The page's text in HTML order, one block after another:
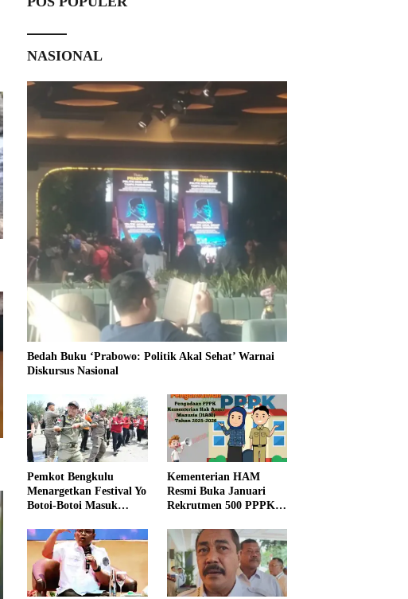
NASIONAL
Bedah Buku ‘Prabowo: Politik Akal Sehat’ Warnai
Diskursus Nasional
Pemkot Bengkulu
Menargetkan Festival Yo
Botoi-Botoi Masuk
Nasional
Kementerian HAM
Resmi Buka Januari
Rekrutmen 500 PPPK,